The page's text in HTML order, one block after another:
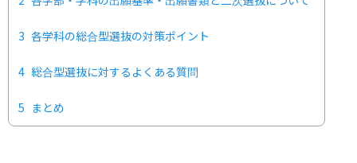
3 各学科の総合型選抜の対策ポイント
4 総合型選抜に対するよくある質問
5 まとめ